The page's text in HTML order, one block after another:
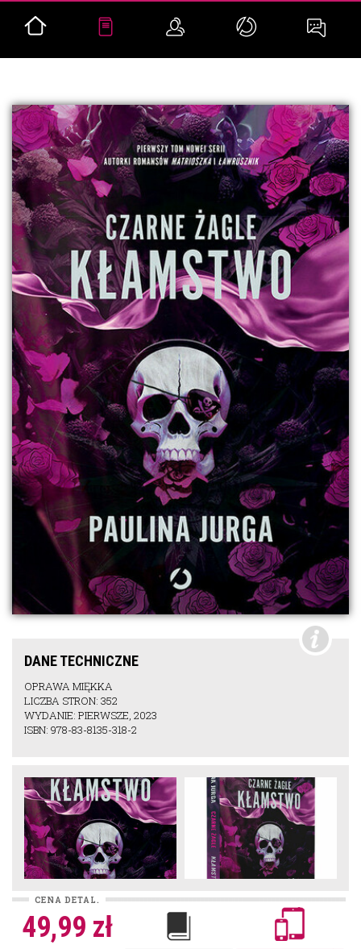
DANE TECHNICZNE
OPRAWA MIĘKKA
LICZBA STRON: 352
WYDANIE: PIERWSZE, 2023
ISBN: 978-83-8135-318-2
CENA DETAL.
49,99 zł